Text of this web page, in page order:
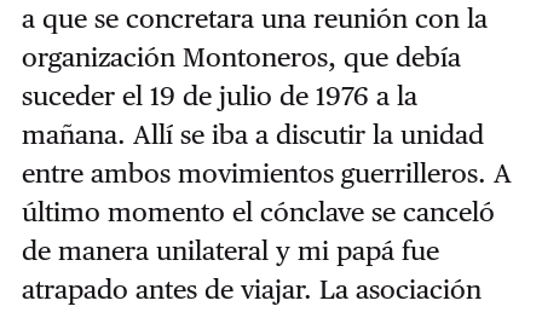
a que se concretara una reunión con la
organización Montoneros, que debía
suceder el 19 de julio de 1976 a la
mañana. Allí se iba a discutir la unidad
entre ambos movimientos guerrilleros. A
último momento el cónclave se canceló
de manera unilateral y mi papá fue
atrapado antes de viajar. La asociación